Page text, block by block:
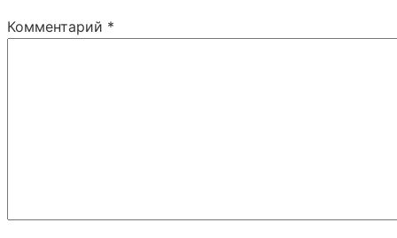
Комментарий *